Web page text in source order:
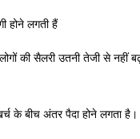
होने लगती हैं
की सैलरी उतनी तेजी से नहीं
के बीच अंतर पैदा होने लगता है।